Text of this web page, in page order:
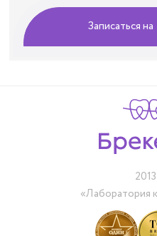
Записаться
«Лаборатория